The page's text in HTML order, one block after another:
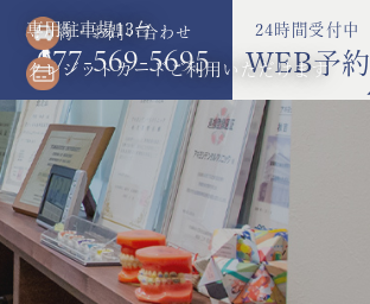
ご予約・お問い合わせ
077-569-5695
24時間受付中
WEB予約
専用駐車場13台
クレジットカードご利用いただけます